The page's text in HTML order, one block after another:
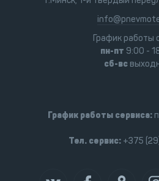
График работы
пн-пт 9:00 -
сб-вс
График работы сервиса:
Тел. сервис:+375